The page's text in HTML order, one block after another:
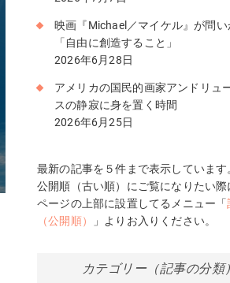
映画『Michael／マイケル』が問い
「自由に創造すること」
2026年6月28日
アメリカの国民的画家アンドリュ
スの静寂に身を置く時間
2026年6月25日
最新の記事を５件まで表示しています
公開順（古い順）にご覧になりたい際
ページの上部に設置してるメニュー「
（公開順）
」よりお入りください。
カテゴリー（記事の分類）